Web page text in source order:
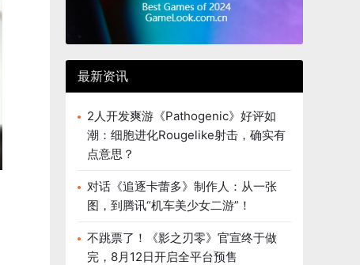
最新资讯
2人开发爽游《Pathogenic》好评如
潮：细胞进化Rougelike射击，确实有
点意思？
对话《追逐卡蕾多》制作人：从一张
图，到腾讯“机车美少女二游”！
不跳票了！《影之刃零》官宣终于做
完，8月12日开启全平台预售